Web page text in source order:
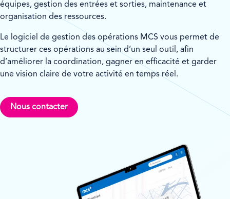
équipes, gestion des entrées et sorties, maintenance et
organisation des ressources.
Le logiciel de gestion des opérations MCS vous permet de
structurer ces opérations au sein d’un seul outil, afin
d’améliorer la coordination, gagner en efficacité et garder
une vision claire de votre activité en temps réel.
Nous contacter